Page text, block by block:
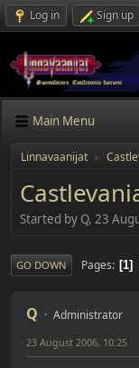
Log in Sign up
Main Menu
Linnavaanijat ►
Started by Q, 23
GO DOWN Pages 1
Q Administrator
23 August 2006, 10:25